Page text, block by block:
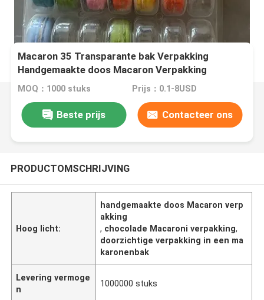
Macaron 35 Transparante bak Verpakking
Handgemaakte doos Macaron Verpakking
Chocolade Verpakking Boven- en onderdek
MOQ：1000 stuks Prijs：0.1-8USD
Beste prijs Contacteer ons
PRODUCTOMSCHRIJVING
Hoog licht:
handgemaakte doos Macaron verp
akking
, chocolade Macaroni verpakking,
doorzichtige verpakking in een ma
karonenbak
Levering vermoge
n
1000000 stuks